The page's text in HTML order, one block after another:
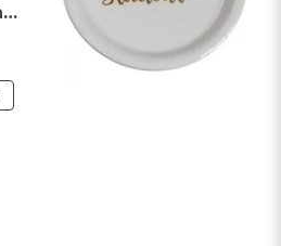
Konfettikanon - Flaska